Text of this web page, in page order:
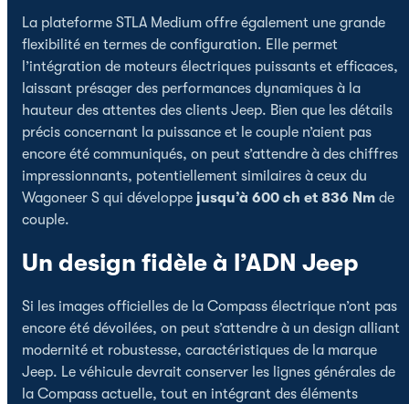
La plateforme STLA Medium offre également une grande
flexibilité en termes de configuration. Elle permet
l’intégration de moteurs électriques puissants et efficaces,
laissant présager des performances dynamiques à la
hauteur des attentes des clients Jeep. Bien que les détails
précis concernant la puissance et le couple n’aient pas
encore été communiqués, on peut s’attendre à des chiffres
impressionnants, potentiellement similaires à ceux du
Wagoneer S qui développe jusqu’à 600 ch et 836 Nm de
couple.
Un design fidèle à l’ADN Jeep
Si les images officielles de la Compass électrique n’ont pas
encore été dévoilées, on peut s’attendre à un design alliant
modernité et robustesse, caractéristiques de la marque
Jeep. Le véhicule devrait conserver les lignes générales de
la Compass actuelle, tout en intégrant des éléments